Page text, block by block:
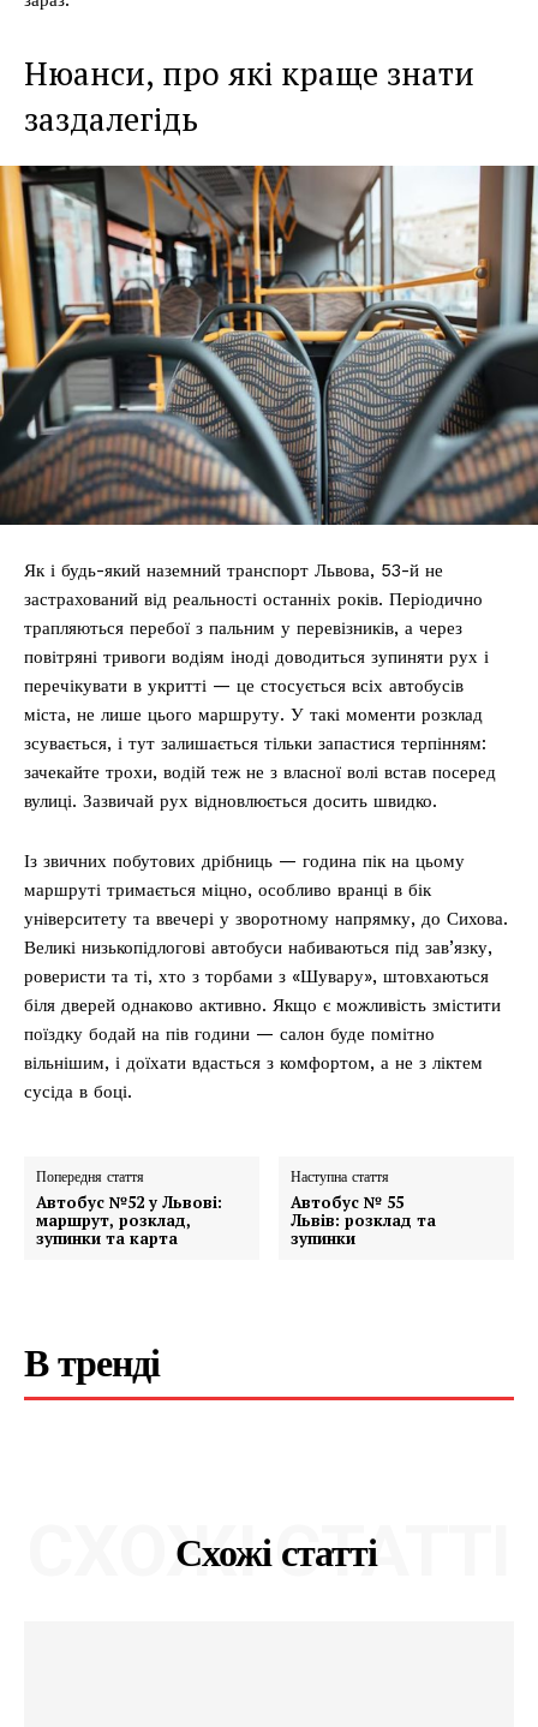
Нюанси, про які краще знати
заздалегідь
Як і будь-який наземний транспорт Львова, 53-й не
застрахований від реальності останніх років. Періодично
трапляються перебої з пальним у перевізників, а через
повітряні тривоги водіям іноді доводиться зупиняти рух і
перечікувати в укритті — це стосується всіх автобусів
міста, не лише цього маршруту. У такі моменти розклад
зсувається, і тут залишається тільки запастися терпінням:
зачекайте трохи, водій теж не з власної волі встав посеред
вулиці. Зазвичай рух відновлюється досить швидко.
Із звичних побутових дрібниць — година пік на цьому
маршруті тримається міцно, особливо вранці в бік
університету та ввечері у зворотному напрямку, до Сихова.
Великі низькопідлогові автобуси набиваються під зав’язку,
роверисти та ті, хто з торбами з «Шувару», штовхаються
біля дверей однаково активно. Якщо є можливість змістити
поїздку бодай на пів години — салон буде помітно
вільнішим, і доїхати вдасться з комфортом, а не з ліктем
сусіда в боці.
Попередня стаття
Автобус №52 у Львові:
маршрут, розклад,
зупинки та карта
Наступна стаття
Автобус № 55
Львів: розклад та
зупинки
В тренді
Схожі статті
СХОЖІ СТАТТІ